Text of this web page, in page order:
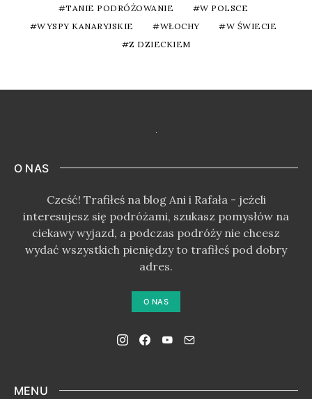
TANIE PODRÓŻOWANIE
W POLSCE
WYSPY KANARYJSKIE
WŁOCHY
W ŚWIECIE
Z DZIECKIEM
O NAS
Cześć! Trafiłeś na blog Ani i Rafała - jeżeli
interesujesz się podróżami, szukasz pomysłów na
ciekawy wyjazd, a podczas podróży nie chcesz
wydać wszystkich pieniędzy to trafiłeś pod dobry
adres.
O NAS
MENU